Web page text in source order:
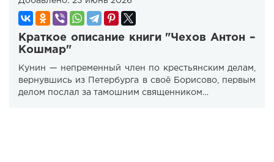
Краткое описание книги "Чехов Антон –
Кошмар"
Кунин — непременный член по крестьянским делам,
вернувшись из Петербурга в своё Борисово, первым
делом послал за тамошним священником…